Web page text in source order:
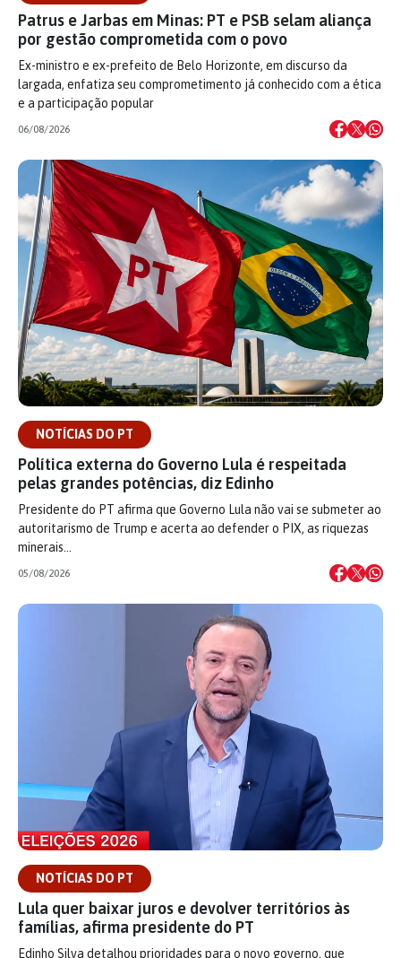
Patrus e Jarbas em Minas: PT e PSB selam aliança
por gestão comprometida com o povo
Ex-ministro e ex-prefeito de Belo Horizonte, em discurso da
largada, enfatiza seu comprometimento já conhecido com a ética
e a participação popular
06/08/2026
NOTÍCIAS DO PT
Política externa do Governo Lula é respeitada
pelas grandes potências, diz Edinho
Presidente do PT afirma que Governo Lula não vai se submeter ao
autoritarismo de Trump e acerta ao defender o PIX, as riquezas
minerais…
05/08/2026
NOTÍCIAS DO PT
Lula quer baixar juros e devolver territórios às
famílias, afirma presidente do PT
Edinho Silva detalhou prioridades para o novo governo, que